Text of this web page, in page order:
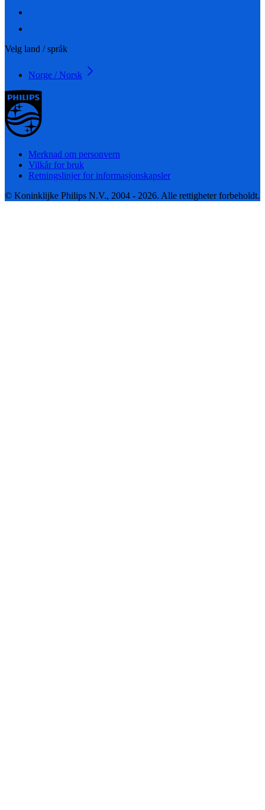
Velg land / språk
Norge / Norsk
Merknad om personvern
Vilkår for bruk
Retningslinjer for informasjonskapsler
© Koninklijke Philips N.V., 2004 - 2026. Alle rettigheter forbeholdt.